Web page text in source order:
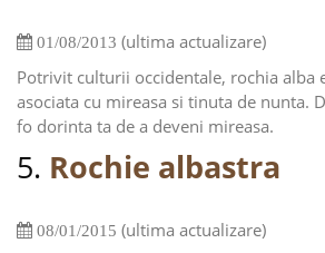
01/08/2013 (ultima actualizare)
Potrivit culturii occidentale, rochia alba
asociata cu mireasa si tinuta de nunta.
fo dorinta ta de a deveni mireasa.
5. Rochie albastra
08/01/2015 (ultima actualizare)